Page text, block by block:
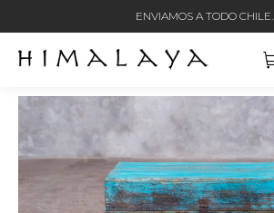
ENVIAMOS A TODO CHILE.